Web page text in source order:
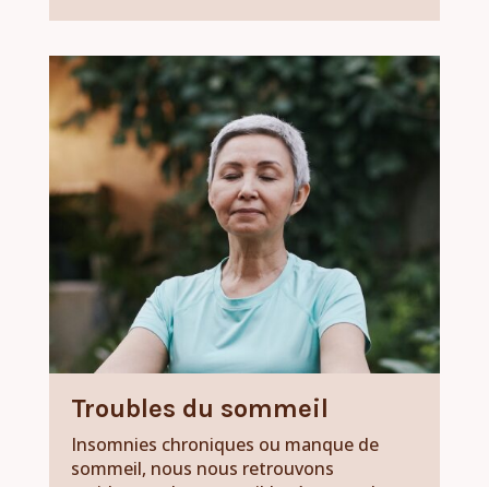
Troubles du sommeil
Insomnies chroniques ou manque de
sommeil, nous nous retrouvons